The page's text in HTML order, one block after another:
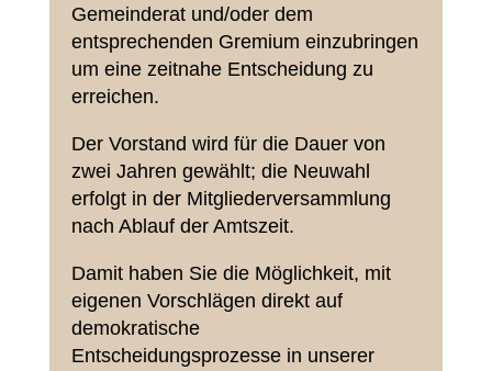
Gemeinderat und/oder dem
entsprechenden Gremium einzubringen
um eine zeitnahe Entscheidung zu
erreichen.
Der Vorstand wird für die Dauer von
zwei Jahren gewählt; die Neuwahl
erfolgt in der Mitgliederversammlung
nach Ablauf der Amtszeit.
Damit haben Sie die Möglichkeit, mit
eigenen Vorschlägen direkt auf
demokratische
Entscheidungsprozesse in unserer